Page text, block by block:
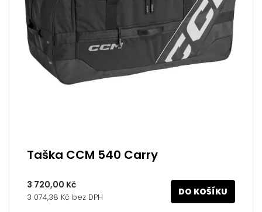
Taška CCM 540 Carry
3 720,00 Kč
3 074,38 Kč bez DPH DO KOŠÍKU